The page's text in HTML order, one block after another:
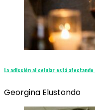
La adicción al celular está
Georgina Elustondo